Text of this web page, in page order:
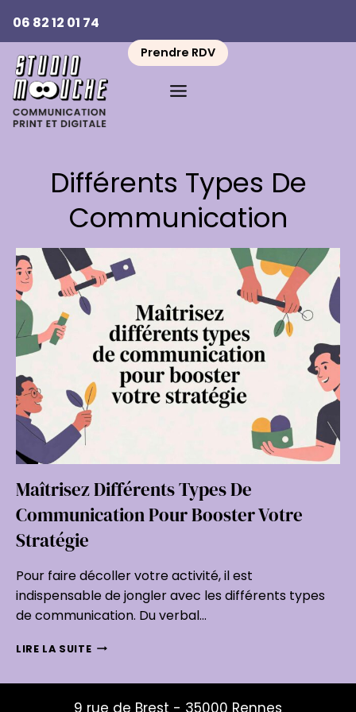
au06 82 12 01 74
Prendre RDV
Différents Types De
Communication
Maîtrisez Différents Types De
Communication Pour Booster Votre
Stratégie
Pour faire décoller votre activité, il est
indispensable de jongler avec les différents types
de communication. Du verbal…
LIRE LA SUITEMAÎTRISEZ
COMMUNICATION
9 rue de Brest - 35000 Rennes